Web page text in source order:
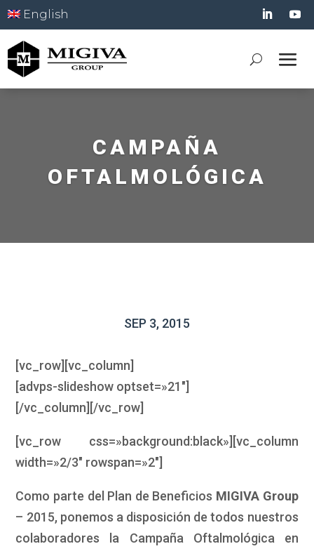
English
CAMPAÑA
OFTALMOLÓGICA
SEP 3, 2015
[vc_row][vc_column]
[advps-slideshow optset=»21″]
[/vc_column][/vc_row]
[vc_row css=»background:black»][vc_column
width=»2/3″ rowspan=»2″]
Como parte del Plan de Beneficios MIGIVA Group
– 2015, ponemos a disposición de todos nuestros
colaboradores la Campaña Oftalmológica en